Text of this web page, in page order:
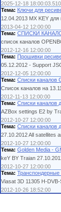
2025-12-18
Тема: Ключи для
12.04.2013 MX KEY
2013-04-12 12:00:00
Тема: СПИСКИ
список каналов
2012-12-16 12:00:00
Тема: Прошивки
05.12.2012 - Support
2012-12-05 12:00:00
Тема: Списки каналов
Список каналов на
2012-11-13 12:00:00
Тема: Списки каналов
AZBox settings E2 by
2012-10-27 12:00:00
Тема: Списки каналов
27.10.2012 All satellites
2012-10-27 12:00:00
Тема: Golden Media -
keY BY Traian
2012-10-27 12:00:00
Тема: Транспондерные
Viasat 3D 11305 H-
2012-10-26 18:52:00